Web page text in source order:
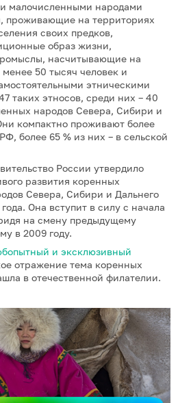
малочисленными народами
проживающие на территориях
своих предков,
образ жизни,
насчитывающие на
50 тысяч человек и
этническими
таких этносов, среди них – 40
народов Севера, Сибири и
компактно проживают более
более 65 % из них – в сельской
России утвердило
развития коренных
Севера, Сибири и Дальнего
Она вступит в силу с начала
на смену предыдущему
в 2009 году.
и эксклюзивный
отражение тема коренных
в отечественной филателии.